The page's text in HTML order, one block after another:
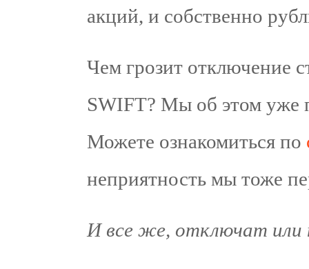
акций, и собственно
Чем грозит отключение
SWIFT? Мы об этом уже
Можете ознакомиться по
неприятность мы тоже
И все же, отключат или